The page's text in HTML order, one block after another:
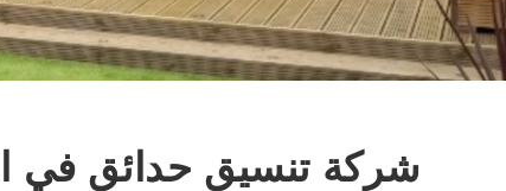
شركة تنسيق حدائق في